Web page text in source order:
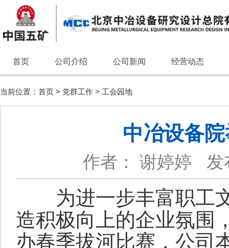
首页 公司介绍 公司新闻 经营动态
当前位置： 首页 > 党群工作 > 工会园地
中冶设备
作者： 谢婷婷 发
为进一步丰富职工
造积极向上的企业氛围
办春季拔河比赛，公司